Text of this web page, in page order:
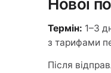
Нової
Термін: 1–3
з тарифами
Після